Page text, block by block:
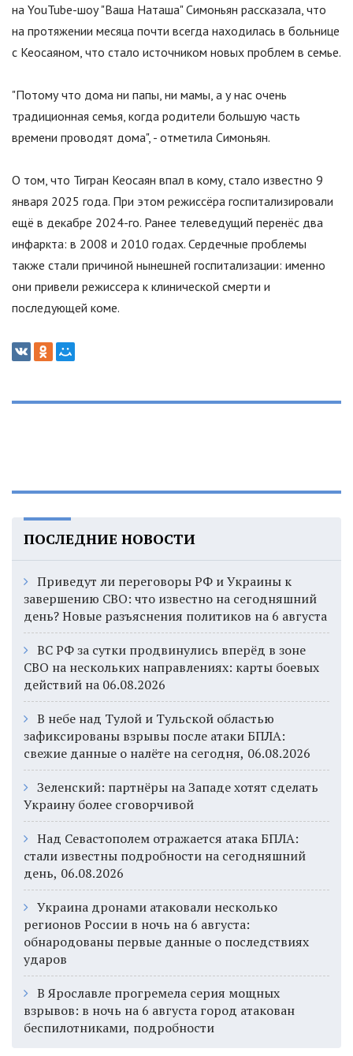
на YouTube-шоу "Ваша Наташа" Симоньян рассказала, что
на протяжении месяца почти всегда находилась в больнице
с Кеосаяном, что стало источником новых проблем в семье.
"Потому что дома ни папы, ни мамы, а у нас очень
традиционная семья, когда родители большую часть
времени проводят дома", - отметила Симоньян.
О том, что Тигран Кеосаян впал в кому, стало известно 9
января 2025 года. При этом режиссёра госпитализировали
ещё в декабре 2024-го. Ранее телеведущий перенёс два
инфаркта: в 2008 и 2010 годах. Сердечные проблемы
также стали причиной нынешней госпитализации: именно
они привели режиссера к клинической смерти и
последующей коме.
ПОСЛЕДНИЕ НОВОСТИ
Приведут ли переговоры РФ и Украины к
завершению СВО: что известно на сегодняшний
день? Новые разъяснения политиков на 6 августа
ВС РФ за сутки продвинулись вперёд в зоне
СВО на нескольких направлениях: карты боевых
действий на 06.08.2026
В небе над Тулой и Тульской областью
зафиксированы взрывы после атаки БПЛА:
свежие данные о налёте на сегодня, 06.08.2026
Зеленский: партнёры на Западе хотят сделать
Украину более сговорчивой
Над Севастополем отражается атака БПЛА:
стали известны подробности на сегодняшний
день, 06.08.2026
Украина дронами атаковали несколько
регионов России в ночь на 6 августа:
обнародованы первые данные о последствиях
ударов
В Ярославле прогремела серия мощных
взрывов: в ночь на 6 августа город атакован
беспилотниками, подробности